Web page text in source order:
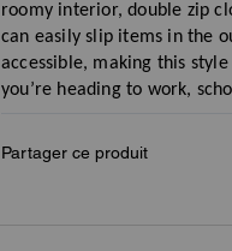
roomy interior, double zip
can easily slip items in the
accessible, making this
you’re heading to work,
Partager ce produit